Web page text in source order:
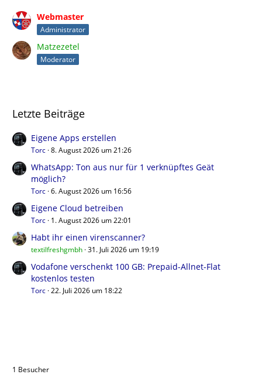
Webmaster
Administrator
Matzezetel
Moderator
Letzte Beiträge
Eigene Apps erstellen
Torc 8. August 2026 um 21:26
WhatsApp: Ton aus nur für 1 verknüpftes Geät
möglich?
Torc 6. August 2026 um 16:56
Eigene Cloud betreiben
Torc 1. August 2026 um 22:01
Habt ihr einen virenscanner?
textilfreshgmbh 31. Juli 2026 um 19:19
Vodafone verschenkt 100 GB: Prepaid-Allnet-Flat
kostenlos testen
Torc 22. Juli 2026 um 18:22
1 Besucher